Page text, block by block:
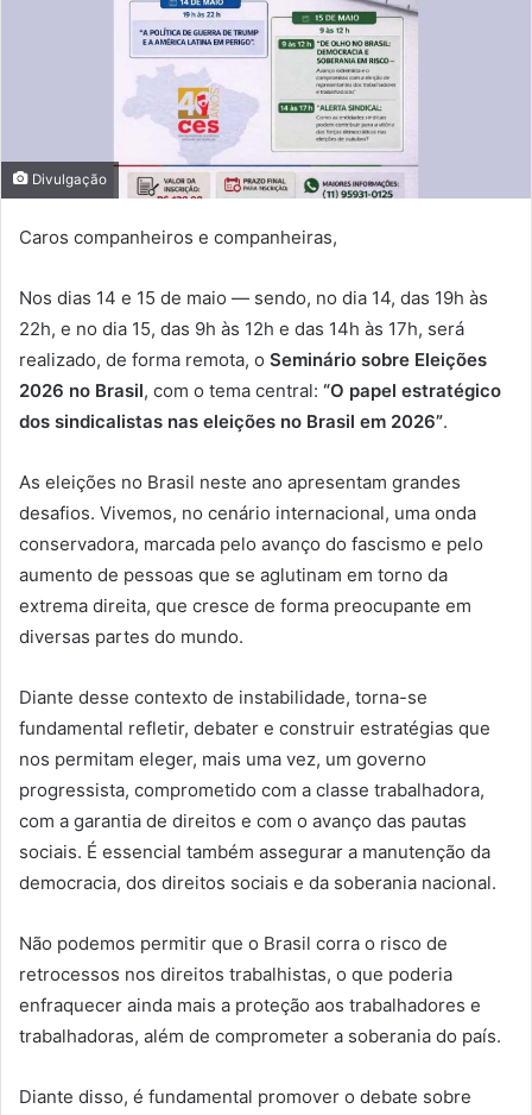
Divulgação
Caros companheiros e companheiras,
Nos dias 14 e 15 de maio — sendo, no dia 14, das 19h às
22h, e no dia 15, das 9h às 12h e das 14h às 17h, será
realizado, de forma remota, o Seminário sobre Eleições
2026 no Brasil, com o tema central: “O papel estratégico
dos sindicalistas nas eleições no Brasil em 2026”.
As eleições no Brasil neste ano apresentam grandes
desafios. Vivemos, no cenário internacional, uma onda
conservadora, marcada pelo avanço do fascismo e pelo
aumento de pessoas que se aglutinam em torno da
extrema direita, que cresce de forma preocupante em
diversas partes do mundo.
Diante desse contexto de instabilidade, torna-se
fundamental refletir, debater e construir estratégias que
nos permitam eleger, mais uma vez, um governo
progressista, comprometido com a classe trabalhadora,
com a garantia de direitos e com o avanço das pautas
sociais. É essencial também assegurar a manutenção da
democracia, dos direitos sociais e da soberania nacional.
Não podemos permitir que o Brasil corra o risco de
retrocessos nos direitos trabalhistas, o que poderia
enfraquecer ainda mais a proteção aos trabalhadores e
trabalhadoras, além de comprometer a soberania do país.
Diante disso, é fundamental promover o debate sobre